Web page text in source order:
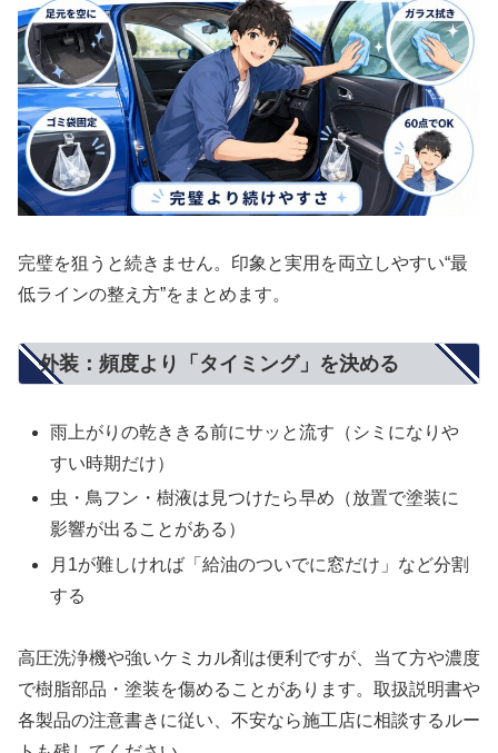
完璧を狙うと続きません。印象と実用を両立しやすい“最
低ラインの整え方”をまとめます。
外装：頻度より「タイミング」を決める
雨上がりの乾ききる前にサッと流す（シミになりや
すい時期だけ）
虫・鳥フン・樹液は見つけたら早め（放置で塗装に
影響が出ることがある）
月1が難しければ「給油のついでに窓だけ」など分割
する
高圧洗浄機や強いケミカル剤は便利ですが、当て方や濃度
で樹脂部品・塗装を傷めることがあります。取扱説明書や
各製品の注意書きに従い、不安なら施工店に相談するルー